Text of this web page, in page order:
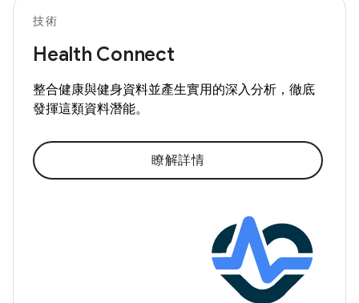
技術
Health Connect
整合健康與健身資料並產生實用的深入分析，徹底
發揮這類資料潛能。
瞭解詳情